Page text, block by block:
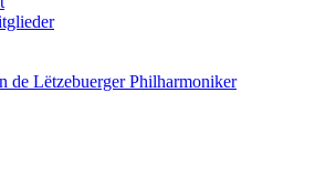
de Lëtzebuerger Philharmoniker